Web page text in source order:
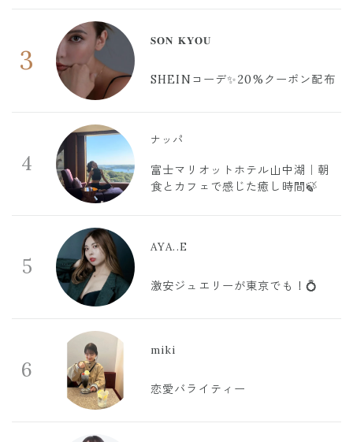
3
𝐒𝐎𝐍 𝐊𝐘𝐎𝐔
SHEINコーデ✨20%クーポン配布
4
ナッパ
富士マリオットホテル山中湖｜朝
食とカフェで感じた癒し時間🍃
5
AYA..E
激安ジュエリーが東京でも！💍
6
miki
恋愛バライティー